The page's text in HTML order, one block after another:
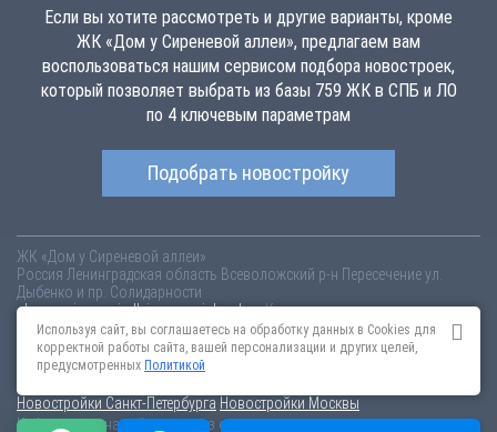
Если вы хотите рассмотреть и другие варианты, кроме
ЖК «Дом у Сиреневой аллеи», предлагаем вам
воспользоваться нашим сервисом подбора новостроек,
который позволяет выбрать из базы 759 ЖК в СПБ и ЛО
по 4 ключевым параметрам
Подобрать новостройку
ЖК «Дом у Сиреневой аллеи»
Россия Ленинградская область Всеволожский р-н Пересечение ул.
Дыбенко и пр. Солидарности
dom-u-sirenevoj-allei.novopoisk.spb.ruКупить квартиру в новом жилом
комплексе «Дом у Сиреневой аллеи» от «Отделстрой» в деревне
Кудрово Всеволожского района. Квартиры различных планировок от
2.34 млн рублей!
Новостройки Санкт-Петербурга Новостройки Москвы
Информация на сайте взята из открытых источников, не является
Используя сайт, вы соглашаетесь на обработку данных в Cookies для
корректной работы сайта, вашей персонализации и других целей,
предусмотренных Политикой